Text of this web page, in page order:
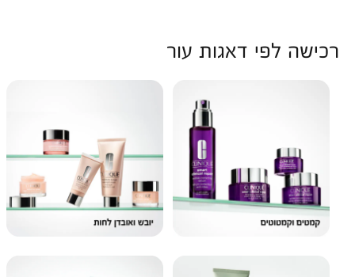
רכישה לפי דאגות עור